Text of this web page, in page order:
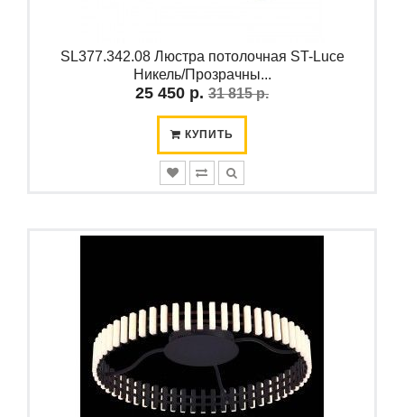
SL377.342.08 Люстра потолочная ST-Luce
Никель/Прозрачны...
25 450 р. 31 815 р.
КУПИТЬ